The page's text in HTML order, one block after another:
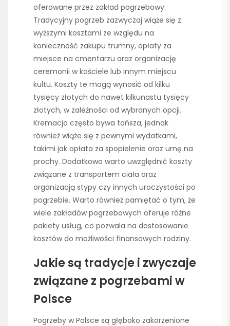
oferowane przez zakład pogrzebowy.
Tradycyjny pogrzeb zazwyczaj wiąże się z
wyższymi kosztami ze względu na
konieczność zakupu trumny, opłaty za
miejsce na cmentarzu oraz organizację
ceremonii w kościele lub innym miejscu
kultu. Koszty te mogą wynosić od kilku
tysięcy złotych do nawet kilkunastu tysięcy
złotych, w zależności od wybranych opcji.
Kremacja często bywa tańsza, jednak
również wiąże się z pewnymi wydatkami,
takimi jak opłata za spopielenie oraz urnę na
prochy. Dodatkowo warto uwzględnić koszty
związane z transportem ciała oraz
organizacją stypy czy innych uroczystości po
pogrzebie. Warto również pamiętać o tym, że
wiele zakładów pogrzebowych oferuje różne
pakiety usług, co pozwala na dostosowanie
kosztów do możliwości finansowych rodziny.
Jakie są tradycje i zwyczaje
związane z pogrzebami w
Polsce
Pogrzeby w Polsce są głęboko zakorzenione